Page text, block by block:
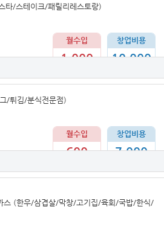
타/스테이크/패릴리레스토랑)
월수입
1,000
창업비용
10,000
/튀김/분식전문점)
월수입
600
창업비용
7,000
(한우/삼겹살/막창/고기집/육회/국밥/한식/